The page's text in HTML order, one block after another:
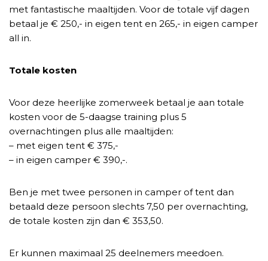
met fantastische maaltijden. Voor de totale vijf dagen
betaal je € 250,- in eigen tent en 265,- in eigen camper
all in.
Totale kosten
Voor deze heerlijke zomerweek betaal je aan totale
kosten voor de 5-daagse training plus 5
overnachtingen plus alle maaltijden:
– met eigen tent € 375,-
– in eigen camper € 390,-.
Ben je met twee personen in camper of tent dan
betaald deze persoon slechts 7,50 per overnachting,
de totale kosten zijn dan € 353,50.
Er kunnen maximaal 25 deelnemers meedoen.